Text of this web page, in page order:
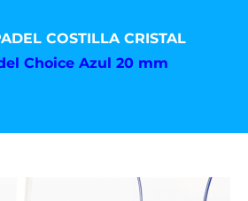
COSTILLA CRISTAL
Choice Azul 20 mm